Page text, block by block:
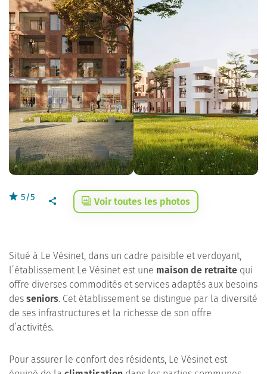
5/5 Voir toutes les photos
Situé à Le Vésinet, dans un cadre paisible et verdoyant,
l’établissement Le Vésinet est une maison de retraite qui
offre diverses commodités et services adaptés aux besoins
des seniors. Cet établissement se distingue par la diversité
de ses infrastructures et la richesse de son offre
d’activités.
Pour assurer le confort des résidents, Le Vésinet est